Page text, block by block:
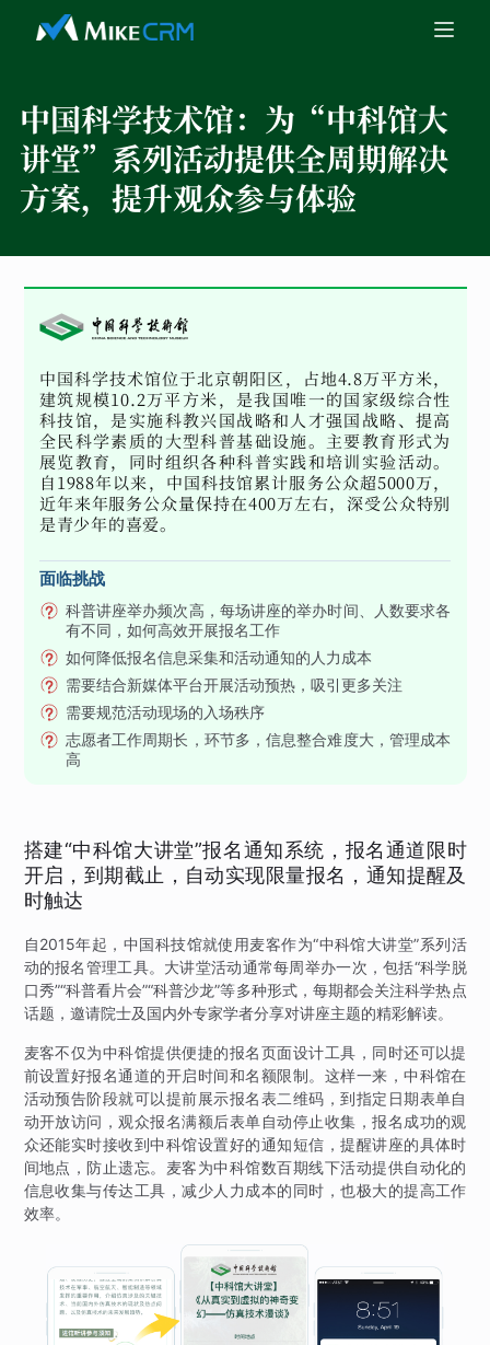
中国科学技术馆： 为“中科馆大
讲堂”系列活动提供全周期解决
方案，提升观众参与体验
中国科学技术馆位于北京朝阳区，占地4.8万平方米，
建筑规模10.2万平方米，是我国唯一的国家级综合性
科技馆，是实施科教兴国战略和人才强国战略、提高
全民科学素质的大型科普基础设施。主要教育形式为
展览教育，同时组织各种科普实践和培训实验活动。
自1988年以来，中国科技馆累计服务公众超5000万，
近年来年服务公众量保持在400万左右，深受公众特别
是青少年的喜爱。
面临挑战
科普讲座举办频次高，每场讲座的举办时间、人数要求各
有不同，如何高效开展报名工作
如何降低报名信息采集和活动通知的人力成本
需要结合新媒体平台开展活动预热，吸引更多关注
需要规范活动现场的入场秩序
志愿者工作周期长，环节多，信息整合难度大，管理成本
高
搭建“中科馆大讲堂”报名通知系统，报名通道限时
开启，到期截止，自动实现限量报名，通知提醒及
时触达
自2015年起，中国科技馆就使用麦客作为“中科馆大讲堂”系列活
动的报名管理工具。大讲堂活动通常每周举办一次，包括“科学脱
口秀”“科普看片会”“科普沙龙”等多种形式，每期都会关注科学热点
话题，邀请院士及国内外专家学者分享对讲座主题的精彩解读。
麦客不仅为中科馆提供便捷的报名页面设计工具，同时还可以提
前设置好报名通道的开启时间和名额限制。这样一来，中科馆在
活动预告阶段就可以提前展示报名表二维码，到指定日期表单自
动开放访问，观众报名满额后表单自动停止收集，报名成功的观
众还能实时接收到中科馆设置好的通知短信，提醒讲座的具体时
间地点，防止遗忘。麦客为中科馆数百期线下活动提供自动化的
信息收集与传达工具，减少人力成本的同时，也极大的提高工作
效率。